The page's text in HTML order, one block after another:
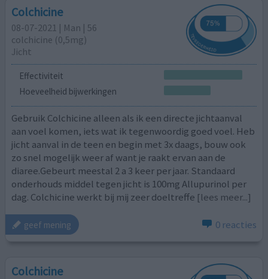
Colchicine
08-07-2021 | Man | 56
colchicine (0,5mg)
Jicht
Effectiviteit
Hoeveelheid bijwerkingen
Gebruik Colchicine alleen als ik een directe jichtaanval
aan voel komen, iets wat ik tegenwoordig goed voel. Heb
jicht aanval in de teen en begin met 3x daags, bouw ook
zo snel mogelijk weer af want je raakt ervan aan de
diaree.Gebeurt meestal 2 a 3 keer per jaar. Standaard
onderhouds middel tegen jicht is 100mg Allupurinol per
dag. Colchicine werkt bij mij zeer doeltreffe [lees meer...]
geef mening 0 reacties
Colchicine